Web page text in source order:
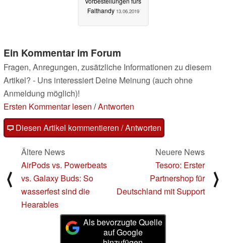
Falthandy 13.06.2019
Ein Kommentar im Forum
Fragen, Anregungen, zusätzliche Informationen zu diesem
Artikel? - Uns interessiert Deine Meinung (auch ohne
Anmeldung möglich)!
Ersten Kommentar lesen /Antworten
Diesen Artikel kommentieren / Antworten
⟨
Ältere News
AirPods vs. Powerbeats
vs. Galaxy Buds: So
wasserfest sind die
Hearables
Neuere News
Tesoro: Erster
Partnershop für
Deutschland mit Support
⟩
Als bevorzugte Quelle
auf Google